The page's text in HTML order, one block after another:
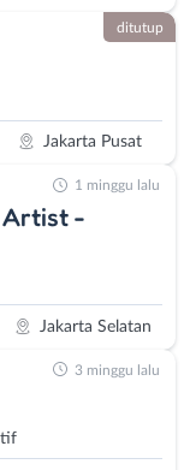
Jakarta Pusat
ditutup
Artist -
Jakarta Selatan
1 minggu lalu
3 minggu lalu